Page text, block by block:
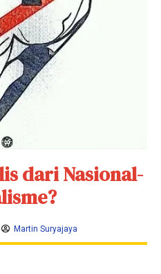
dari Nasional-
Martin Suryajaya